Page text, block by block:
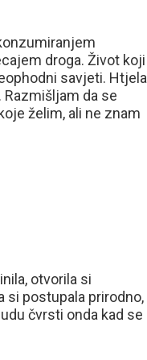
droga. Život koji
savjeti. Htjela
da se
želim, ali ne znam
otvorila si
si postupala prirodno,
čvrsti onda kad se